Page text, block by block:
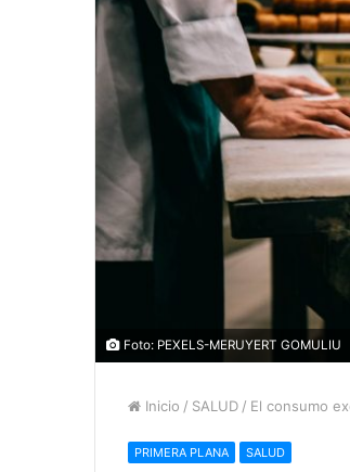
Foto: PEXELS-MERUYERT GOMULIU
Inicio / SALUD / El consumo
PRIMERA PLANA SALUD